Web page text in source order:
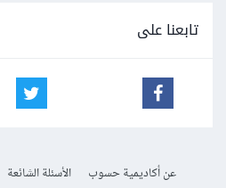
تابعنا على
عن أكاديمية حسوب الأسئلة الشائعة